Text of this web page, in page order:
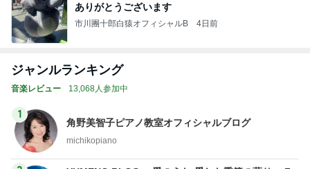
ありがとうございます
市川團十郎白猿オフィシャルB 4日前
ジャンルランキング
音楽レビュー 13,068人参加中
1
角野美智子ピアノ教室オフィシャルブログ
michikopiano